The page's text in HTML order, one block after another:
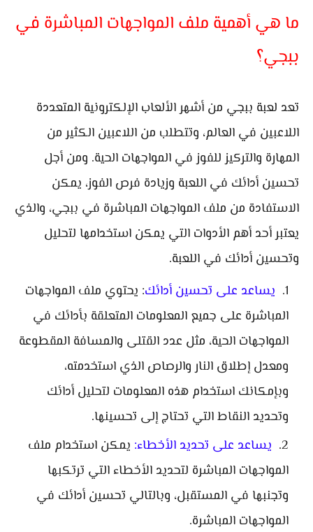
ما هي أهمية ملف المواجهات المباشرة في
ببجي؟
تعد لعبة ببجي من أشهر الألعاب الإلكترونية المتعددة
اللاعبين في العالم، وتتطلب من اللاعبين الكثير من
المهارة والتركيز للفوز في المواجهات الحية. ومن أجل
تحسين أدائك في اللعبة وزيادة فرص الفوز، يمكن
الاستفادة من ملف المواجهات المباشرة في ببجي، والذي
يعتبر أحد أهم الأدوات التي يمكن استخدامها لتحليل
وتحسين أدائك في اللعبة.
يساعد على تحسين أدائك: يحتوي ملف المواجهات
المباشرة على جميع المعلومات المتعلقة بأدائك في
المواجهات الحية، مثل عدد القتلى والمسافة المقطوعة
ومعدل إطلاق النار والرصاص الذي استخدمته،
وبإمكانك استخدام هذه المعلومات لتحليل أدائك
وتحديد النقاط التي تحتاج إلى تحسينها.
يساعد على تحديد الأخطاء: يمكن استخدام ملف
المواجهات المباشرة لتحديد الأخطاء التي ترتكبها
وتجنبها في المستقبل، وبالتالي تحسين أدائك في
المواجهات المباشرة.